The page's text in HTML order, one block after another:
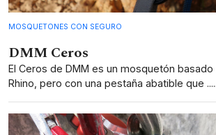
MOSQUETONES CON SEGURO
DMM Ceros
El Ceros de DMM es un mosquetón
Rhino, pero con una pestaña abatible que